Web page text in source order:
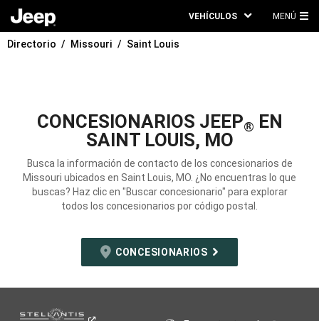
VEHÍCULOS MENÚ
Directorio Missouri Saint Louis
CONCESIONARIOS JEEP® EN
SAINT LOUIS, MO
Busca la información de contacto de los concesionarios de
Missouri ubicados en Saint Louis, MO. ¿No encuentras lo que
buscas? Haz clic en "Buscar concesionario" para explorar
todos los concesionarios por código postal.
CONCESIONARIOS